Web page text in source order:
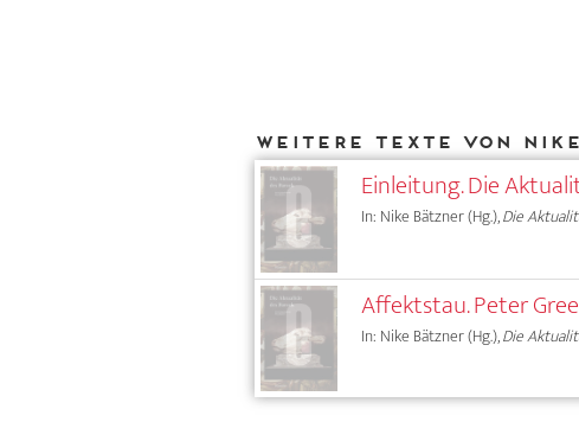
Weitere Texte von Nike
Einleitung. Die
In: Nike Bätzner (Hg.),Die
Affektstau. Peter
In: Nike Bätzner (Hg.),Die